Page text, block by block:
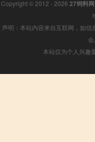
Copyright © 2012 - 2026 27饲料网
声明：本站内容来自互联网，如
本站仅为个人兴趣